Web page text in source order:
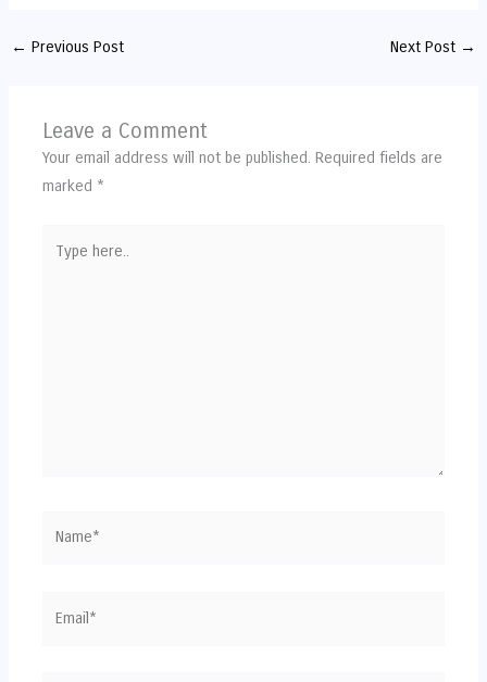
← Previous Post Next Post →
Leave a Comment
Your email address will not be published. Required fields are
marked *
here..